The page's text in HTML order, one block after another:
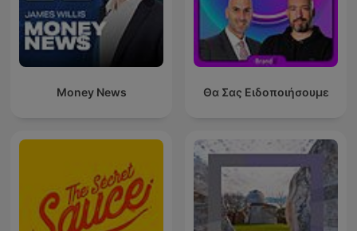
Money News Θα Σας Ειδοποιήσουμε